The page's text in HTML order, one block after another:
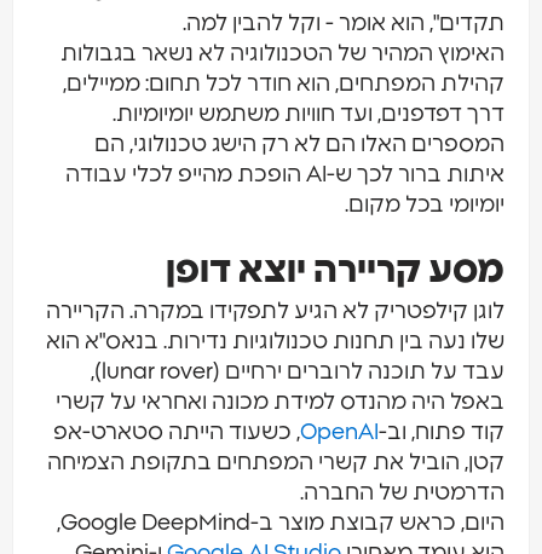
תקדים", הוא אומר - וקל להבין למה.
האימוץ המהיר של הטכנולוגיה לא נשאר בגבולות
קהילת המפתחים, הוא חודר לכל תחום: ממיילים,
דרך דפדפנים, ועד חוויות משתמש יומיומיות.
המספרים האלו הם לא רק הישג טכנולוגי, הם
איתות ברור לכך ש-AI הופכת מהייפ לכלי עבודה
יומיומי בכל מקום.
מסע קריירה יוצא דופן
לוגן קילפטריק לא הגיע לתפקידו במקרה. הקריירה
שלו נעה בין תחנות טכנולוגיות נדירות. בנאס"א הוא
עבד על תוכנה לרוברים ירחיים (lunar rover),
באפל היה מהנדס למידת מכונה ואחראי על קשרי
קוד פתוח, וב- OpenAI, כשעוד הייתה סטארט-אפ
קטן, הוביל את קשרי המפתחים בתקופת הצמיחה
הדרמטית של החברה.
היום, כראש קבוצת מוצר ב-Google DeepMind,